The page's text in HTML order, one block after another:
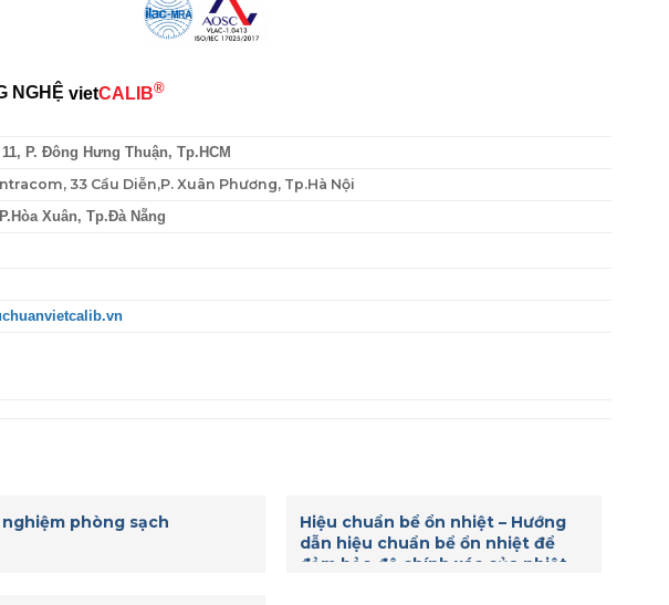
NGHỆ vietCALIB®
P. Đông Hưng Thuận, Tp.HCM
33 Cầu Diễn,P. Xuân Phương, Tp.Hà Nội
Xuân, Tp.Đà Nẵng
phòng sạch
Hiệu chuẩn bể ổn nhiệt – Hướng
dẫn hiệu chuẩn bể ổn nhiệt để
đảm bảo độ chính xác của nhiệt